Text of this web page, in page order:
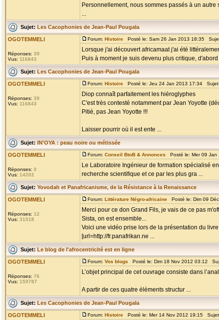
Personnellement, nous sommes passés à un
...
Sujet: Les Cacophonies de Jean-Paul Pougala
OGOTEMMELI
Réponses: 39
Vus: 116843
Forum: Histoire Posté le: Sam 26 Jan 2013 18:35
Lorsque j'ai découvert africamaat j'ai été
Puis à moment je suis devenu plus critique,
Sujet: Les Cacophonies de Jean-Paul Pougala
OGOTEMMELI
Réponses: 39
Vus: 116843
Forum: Histoire Posté le: Jeu 24 Jan 2013 17:34
Diop connaît parfaitement les hiéroglyphes
C'est très contesté notamment par Jean Yoyotte
Pitié, pas Jean Yoyotte !!!
Laisser pourrir où il est ente ...
Sujet: IN'OYA : peau noire ou métissée
OGOTEMMELI
Réponses: 0
Vus: 14202
Forum: Conseil BtoB & Annonces Posté le: Mer 09
Le Laboratoire Ingénieur de formation spécialisé
recherche scientifique et ce par les plus gra ...
Sujet: Yovodah et Panafricanisme, de la Résistance à la Renaissance
OGOTEMMELI
Réponses: 12
Vus: 31518
Forum: Littérature Négro-africaine Posté le: Dim 09
Merci pour ce don Grand Fils, je vais de ce pas
Sista, on est ensemble...
Voici une vidéo prise lors de la présentation du
[url=http://fr.panafrikan.ne ...
Sujet: Le blog de l'afrocentricité est en ligne
OGOTEMMELI
Réponses: 76
Vus: 159787
Forum: Vos blogs Posté le: Dim 18 Nov 2012 03:12
L’objet principal de cet ouvrage consiste dans
A partir de ces quatre éléments structur ...
Sujet: Les Cacophonies de Jean-Paul Pougala
OGOTEMMELI Forum: Histoire Posté le: Mer 14 Nov 2012 19:15